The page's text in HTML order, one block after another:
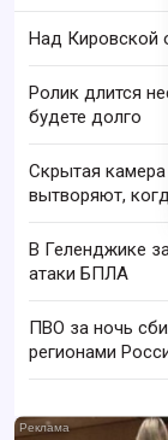
Над Кировской
Ролик длится
будете долго
Скрытая
вытворяют,
В Геленджике
атаки БПЛА
ПВО за ночь
регионами